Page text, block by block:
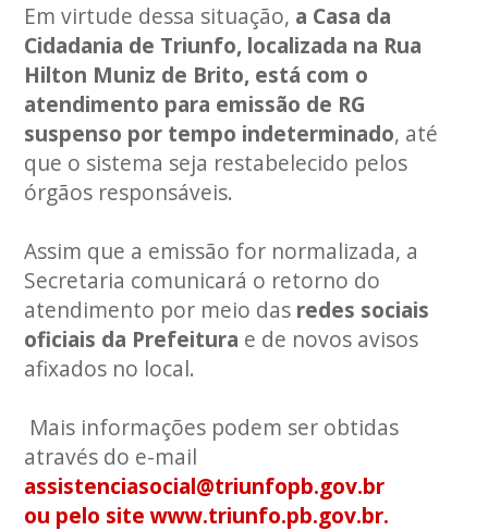
Em virtude dessa situação, a Casa da
Cidadania de Triunfo, localizada na Rua
Hilton Muniz de Brito, está com o
atendimento para emissão de RG
suspenso por tempo indeterminado, até
que o sistema seja restabelecido pelos
órgãos responsáveis.
Assim que a emissão for normalizada, a
Secretaria comunicará o retorno do
atendimento por meio das redes sociais
oficiais da Prefeitura e de novos avisos
afixados no local.
Mais informações podem ser obtidas
através do e-mail
assistenciasocial@triunfopb.gov.br
ou pelo sitewww.triunfo.pb.gov.br.